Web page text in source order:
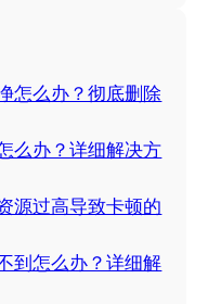
怎么办？彻底删除
么办？详细解决方
源过高导致卡顿的
到怎么办？详细解